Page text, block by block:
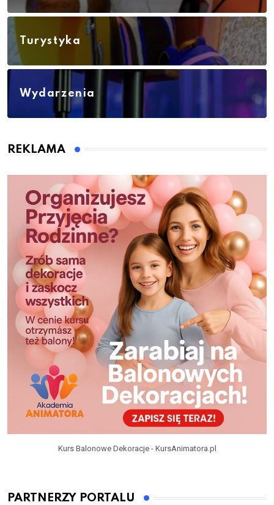
Turystyka
Wydarzenia
REKLAMA
Kurs Balonowe Dekoracje - KursAnimatora.pl
PARTNERZY PORTALU